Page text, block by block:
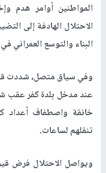
المواطنين أوامر هدم
الاحتلال الهادفة إلى
البناء والتوسع العمراني
وفي سياق متصل، شددت
عند مدخل بلدة كفر عقب
خانقة واصطفاف أعداد
تنقلهم لساعات.
ويواصل الاحتلال فرض